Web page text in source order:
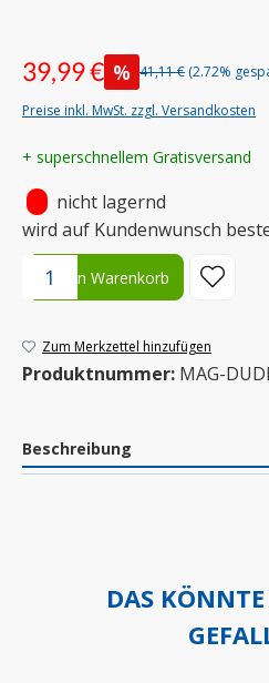
39,99 € % 41,11 € (2.72%
Preise inkl. MwSt. zzgl. Versandkosten
+ superschnellem Gratisversand
nicht lagernd
wird auf Kundenwunsch
Produkt Anzahl: Gib den
In den Warenkorb
Zum Merkzettel hinzufügen
Produktnummer: MAG-
Beschreibung
DAS